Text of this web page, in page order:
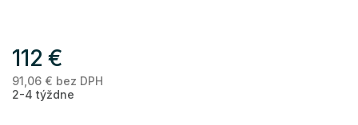
112 €
91,06 € bez DPH
2-4 týždne